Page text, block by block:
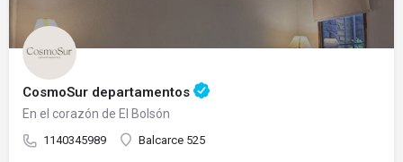
CosmoSur departamentos
En el corazón de El Bolsón
1140345989 Balcarce 525